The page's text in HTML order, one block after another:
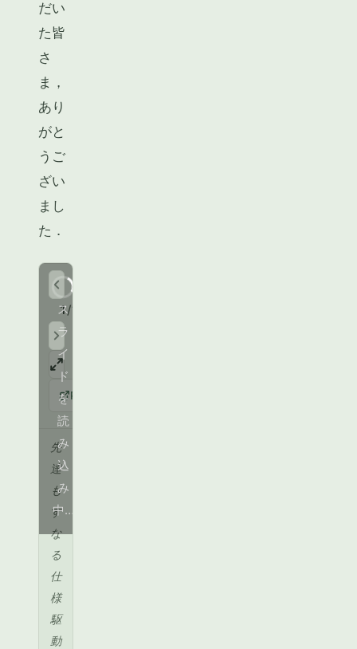
だい
た皆
さ
ま，
あり
がと
うご
ざい
まし
た．
ス
ラ
イ
ド
を
読
み
込
み
中…
1/?
PDF
先
達
も
す
な
る
仕
様
駆
動